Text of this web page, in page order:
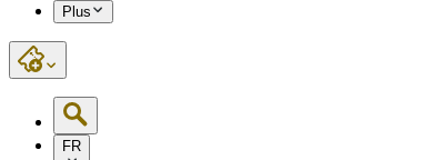
Plus
FR